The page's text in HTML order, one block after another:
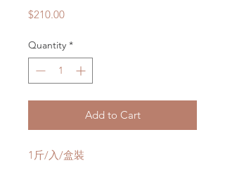
$210.00Price
Quantity *
Add to Cart
1斤/入/盒裝